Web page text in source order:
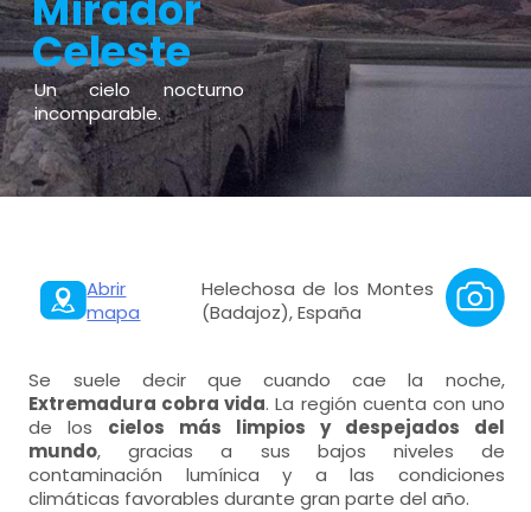
Celeste
Un cielo nocturno
incomparable.
Abrir
mapa
Helechosa de los Montes
(Badajoz), España
Se suele decir que cuando cae la noche,
Extremadura cobra vida. La región cuenta con uno
de los cielos más limpios y despejados del
mundo, gracias a sus bajos niveles de
contaminación lumínica y a las condiciones
climáticas favorables durante gran parte del año.